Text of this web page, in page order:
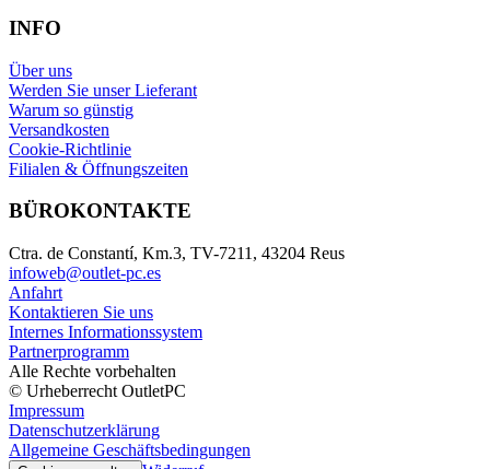
INFO
Über uns
Werden Sie unser Lieferant
Warum so günstig
Versandkosten
Cookie-Richtlinie
Filialen & Öffnungszeiten
BÜROKONTAKTE
Ctra. de Constantí, Km.3, TV-7211, 43204 Reus
infoweb@outlet-pc.es
Anfahrt
Kontaktieren Sie uns
Internes Informationssystem
Partnerprogramm
Alle Rechte vorbehalten
© Urheberrecht OutletPC
Impressum
Datenschutzerklärung
Allgemeine Geschäftsbedingungen